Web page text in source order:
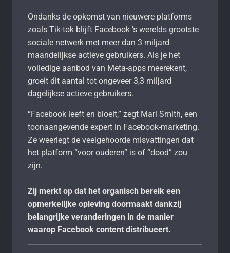
Ondanks de opkomst van nieuwere platforms
zoals Tik-tok blijft Facebook ’s werelds grootste
sociale netwerk met meer dan 3 miljard
maandelijkse actieve gebruikers. Als je het
volledige aanbod van Meta-apps meerekent,
groeit dit aantal tot ongeveer 3,3 miljard
dagelijkse actieve gebruikers.
“Facebook leeft en bloeit,” zegt Mari Smith, een
toonaangevende expert in Facebook-marketing.
Ze weerlegt de veelgehoorde misvattingen dat
het platform “voor ouderen” is of “dood” zou
zijn.
Zij merkt op dat het organisch bereik een
opmerkelijke opleving doormaakt dankzij
belangrijke veranderingen in de manier
waarop Facebook content distribueert.